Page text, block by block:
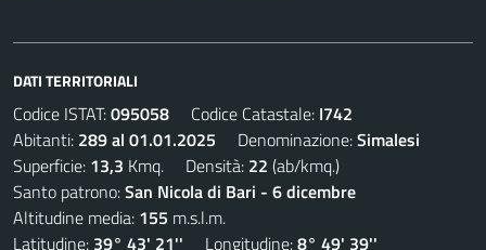
DATI TERRITORIALI
Codice ISTAT:095058 Codice Catastale: I742
Abitanti: 289 al 01.01.2025 Denominazione:Simalesi
Superficie: 13,3 Kmq. Densità: 22 (ab/kmq.)
Santo patrono:San Nicola di Bari - 6 dicembre
Altitudine media: 155 m.s.l.m.
Latitudine: 39° 43' 21'' Longitudine:8° 49' 39''